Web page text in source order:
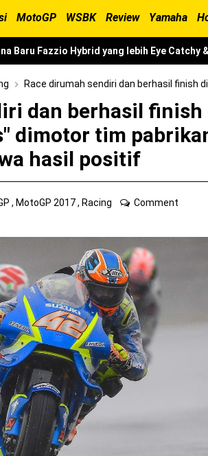
MotoGP WSBK Review Yamaha
Baru Fazzio Hybrid yang lebih Eye Catchy
! Yamaha Indonesia Resmi perkenalkan
lahir, Aerox Turbo hanya tinggal
CBR 1000RR-R Fireblade 2025, harganya
AHM serahkan 10 unit motor listrik EM1
Yamaha resmi merilis YZF-R1 dan YZF-R1M
Ninja ZX-25RR KRT Edition 2025
RC R, jagoan baru dari KTM !
2024, makin sangar !
Factory Racing musim 2024 !
Juara Dunia MotoGP musim 2023 !
Anniversary Edition !
juara pertama dan perdana di tim
R, Para Bikers Menikmati Indahnya Sore di
Race dirumah sendiri dan berhasil finish di lima besar, "kumis" dimotor tim pabrikan Suzuki bawa
dan berhasil finish
dimotor tim
hasil positif
, MotoGP 2017, Racing Comment